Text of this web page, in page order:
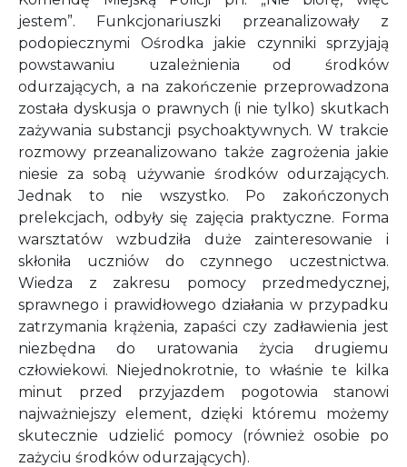
jestem”. Funkcjonariuszki przeanalizowały z
podopiecznymi Ośrodka jakie czynniki sprzyjają
powstawaniu uzależnienia od środków
odurzających, a na zakończenie przeprowadzona
została dyskusja o prawnych (i nie tylko) skutkach
zażywania substancji psychoaktywnych. W trakcie
rozmowy przeanalizowano także zagrożenia jakie
niesie za sobą używanie środków odurzających.
Jednak to nie wszystko. Po zakończonych
prelekcjach, odbyły się zajęcia praktyczne. Forma
warsztatów wzbudziła duże zainteresowanie i
skłoniła uczniów do czynnego uczestnictwa.
Wiedza z zakresu pomocy przedmedycznej,
sprawnego i prawidłowego działania w przypadku
zatrzymania krążenia, zapaści czy zadławienia jest
niezbędna do uratowania życia drugiemu
człowiekowi. Niejednokrotnie, to właśnie te kilka
minut przed przyjazdem pogotowia stanowi
najważniejszy element, dzięki któremu możemy
skutecznie udzielić pomocy (również osobie po
zażyciu środków odurzających).